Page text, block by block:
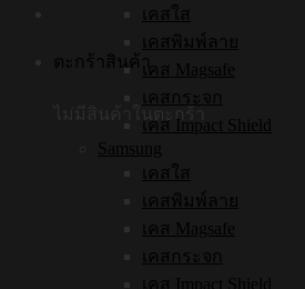
ตะกร้าสินค้า
เคสใส
เคสพิมพ์ลาย
เคส Magsafe
เคสกระจก
เคส Impact Shield
Samsung
เคสใส
เคสพิมพ์ลาย
เคส Magsafe
เคสกระจก
เคส Impact Shield